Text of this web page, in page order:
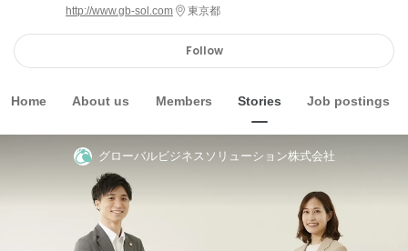
http://www.gb-sol.com 東京都
Follow
Home About us Members Stories Job postings
グローバルビジネスソリューション株式会社